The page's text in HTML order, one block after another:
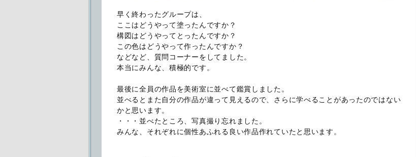
早く終わったグループは、
ここはどうやって塗ったんですか？
構図はどうやってとったんですか？
この色はどうやって作ったんですか？
などなど、質問コーナーをしてました。
本当にみんな、積極的です。
最後に全員の作品を美術室に並べて鑑賞しました。
並べるとまた自分の作品が違って見えるので、さらに学べることがあったのではない
かと思います。
・・・並べたところ、写真撮り忘れました。
みんな、それぞれに個性あふれる良い作品作れていたと思います。